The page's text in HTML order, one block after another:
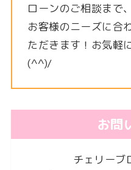
ローンのご相談まで
お客様のニーズに合
ただきます！お気軽
(^^)/
お問
チェリーブ